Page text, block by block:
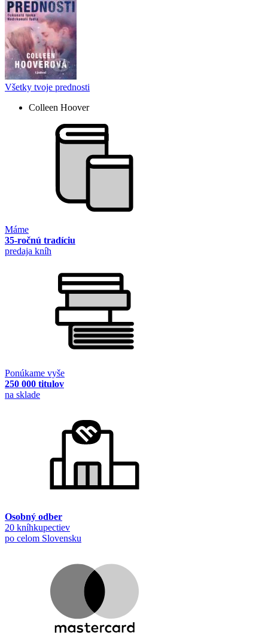
Všetky tvoje prednosti
Colleen Hoover
Máme
35-ročnú tradíciu
predaja kníh
Ponúkame vyše
250 000 titulov
na sklade
Osobný odber
20 kníhkupectiev
po celom Slovensku